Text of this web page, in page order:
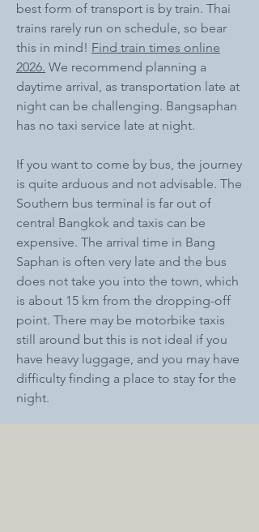
best form of transport is by train. Thai
trains rarely run on schedule, so bear
this in mind! Find train times online
2026. We recommend planning a
daytime arrival, as transportation late at
night can be challenging. Bangsaphan
has no taxi service late at night.
If you want to come by bus, the journey
is quite arduous and not advisable. The
Southern bus terminal is far out of
central Bangkok and taxis can be
expensive. The arrival time in Bang
Saphan is often very late and the bus
does not take you into the town, which
is about 15 km from the dropping-off
point. There may be motorbike taxis
still around but this is not ideal if you
have heavy luggage, and you may have
difficulty finding a place to stay for the
night.